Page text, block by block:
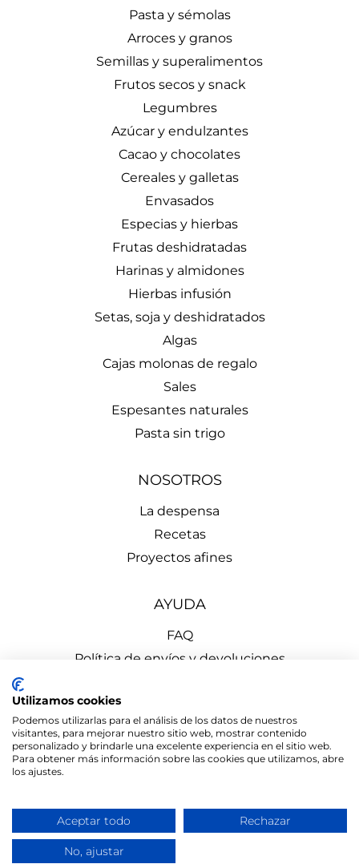
Pasta y sémolas
Arroces y granos
Semillas y superalimentos
Frutos secos y snack
Legumbres
Azúcar y endulzantes
Cacao y chocolates
Cereales y galletas
Envasados
Especias y hierbas
Frutas deshidratadas
Harinas y almidones
Hierbas infusión
Setas, soja y deshidratados
Algas
Cajas molonas de regalo
Sales
Espesantes naturales
Pasta sin trigo
NOSOTROS
La despensa
Recetas
Proyectos afines
AYUDA
FAQ
Política de envíos y devoluciones
Política de Privacidad
Política de Cookies
© 2026 LA DESPENSA de Cercedilla | Diseñado porel mono
Utilizamos cookies
Podemos utilizarlas para el análisis de los datos de nuestros
visitantes, para mejorar nuestro sitio web, mostrar contenido
personalizado y brindarle una excelente experiencia en el sitio web.
Para obtener más información sobre las cookies que utilizamos, abre
los ajustes.
Aceptar todo Rechazar
No, ajustar